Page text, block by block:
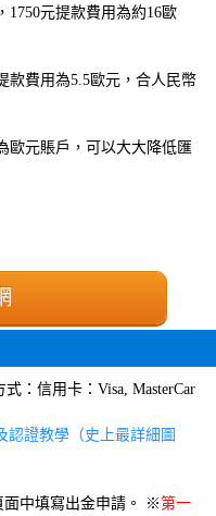
1750元提款費用為約16歐
款費用為5.5歐元，合人民幣
歐元賬戶，可以大大降低匯
：信用卡：Visa, MasterCar
認證教學（史上最詳細圖
面中填寫出金申請。 ※第一